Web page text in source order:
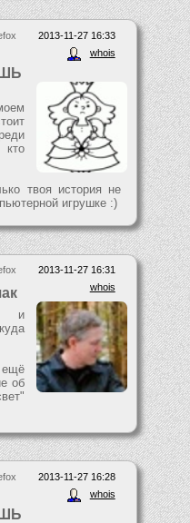
2013-11-27 16:33
whois
твоя история не
игрушке :)
2013-11-27 16:31
whois
и
ещё
об
2013-11-27 16:28
whois